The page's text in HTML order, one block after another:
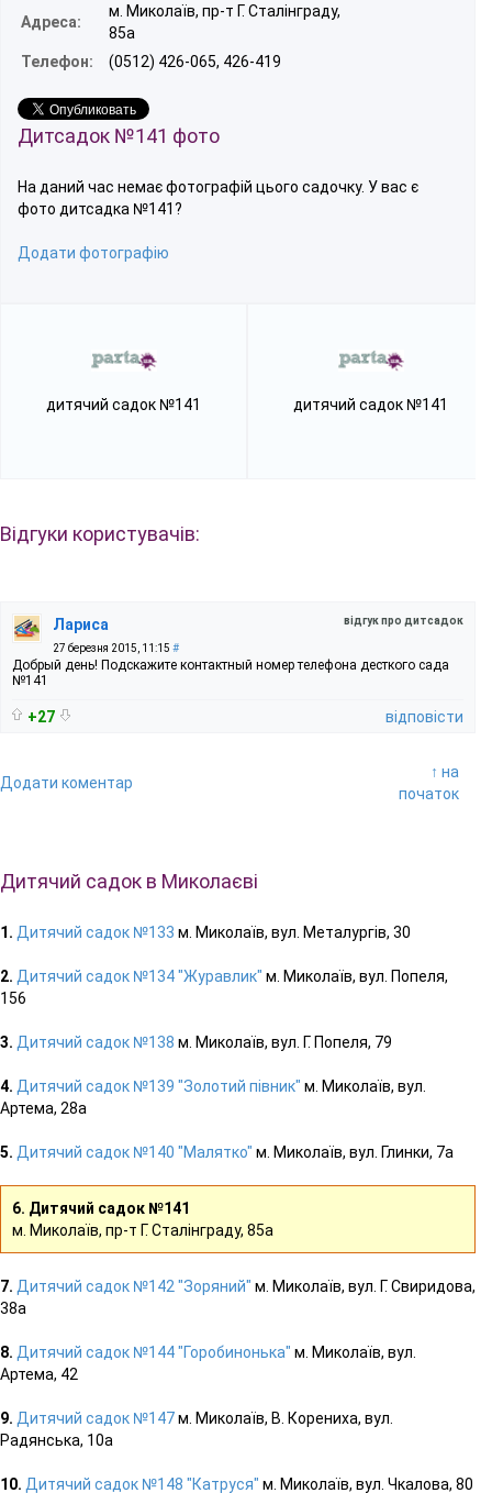
Адреса:
м. Миколаїв, пр-т Г. Сталінграду,
85а
Телефон:
(0512) 426-065, 426-419
Дитсадок №141 фото
На даний час немає фотографій цього садочку. У вас є
фото дитсадка №141?
Додати фотографію
дитячий садок №141 дитячий садок №141
Відгуки користувачів:
відгук про дитсадок
Лариса
27 березня 2015, 11:15 #
Добрый день! Подскажите контактный номер телефона десткого сада
№141
+27 відповісти
Додати коментар
↑ на
початок
Дитячий садок в Миколаєві
1. Дитячий садок №133 м. Миколаїв, вул. Металургів, 30
2. Дитячий садок №134 "Журавлик" м. Миколаїв, вул. Попеля,
156
3. Дитячий садок №138 м. Миколаїв, вул. Г. Попеля, 79
4. Дитячий садок №139 "Золотий півник" м. Миколаїв, вул.
Артема, 28а
5. Дитячий садок №140 "Малятко" м. Миколаїв, вул. Глинки, 7а
6. Дитячий садок №141
м. Миколаїв, пр-т Г. Сталінграду, 85а
7. Дитячий садок №142 "Зоряний" м. Миколаїв, вул. Г. Свиридова,
38а
8. Дитячий садок №144 "Горобинонька" м. Миколаїв, вул.
Артема, 42
9. Дитячий садок №147м. Миколаїв, В. Корениха, вул.
Радянська, 10а
10. Дитячий садок №148 "Катруся" м. Миколаїв, вул. Чкалова, 80